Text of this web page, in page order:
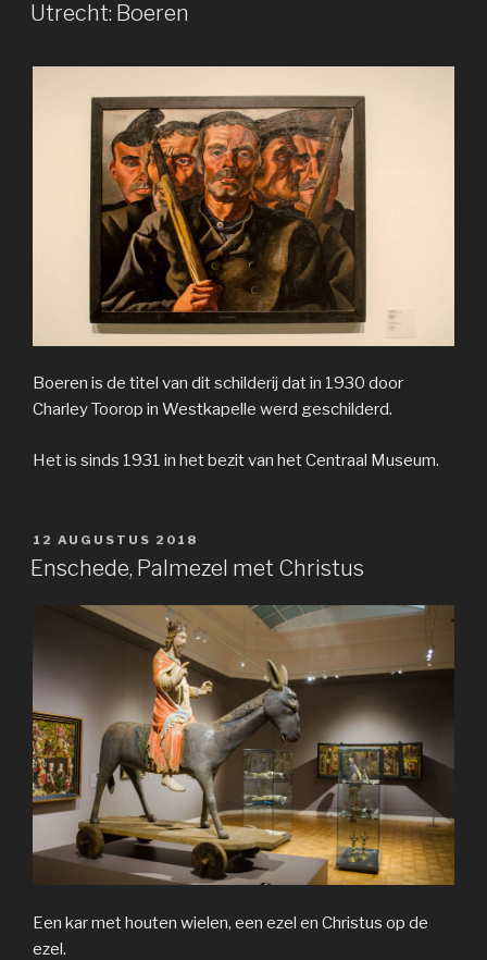
OP
Utrecht: Boeren
Boeren is de titel van dit schilderij dat in 1930 door
Charley Toorop in Westkapelle werd geschilderd.
Het is sinds 1931 in het bezit van het Centraal Museum.
GEPLAATST
OP
12 AUGUSTUS 2018
Enschede, Palmezel met Christus
Een kar met houten wielen, een ezel en Christus op de
ezel.